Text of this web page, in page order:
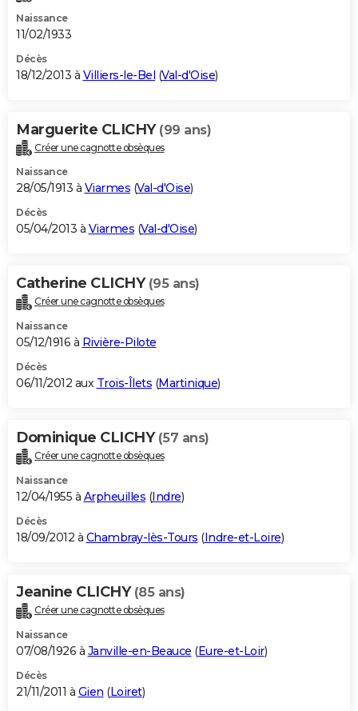
Naissance
11/02/1933
Décès
18/12/2013 à Villiers-le-Bel (Val-d'Oise)
Marguerite CLICHY (99 ans)
Créer une cagnotte obsèques
Naissance
28/05/1913 à Viarmes (Val-d'Oise)
Décès
05/04/2013 à Viarmes (Val-d'Oise)
Catherine CLICHY (95 ans)
Créer une cagnotte obsèques
Naissance
05/12/1916 à Rivière-Pilote
Décès
06/11/2012 aux Trois-Îlets (Martinique)
Dominique CLICHY (57 ans)
Créer une cagnotte obsèques
Naissance
12/04/1955 à Arpheuilles (Indre)
Décès
18/09/2012 à Chambray-lès-Tours (Indre-et-Loire)
Jeanine CLICHY (85 ans)
Créer une cagnotte obsèques
Naissance
07/08/1926 à Janville-en-Beauce (Eure-et-Loir)
Décès
21/11/2011 à Gien (Loiret)